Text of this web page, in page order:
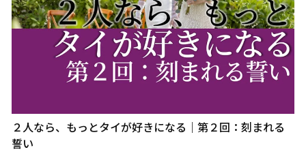
２人なら、もっとタイが好きになる｜第２回：刻まれる
誓い